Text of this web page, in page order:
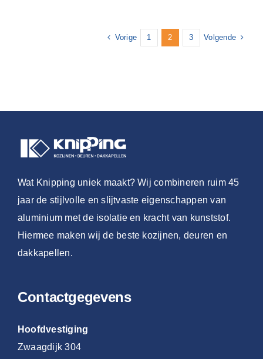
Vorige 1 2 3 Volgende
Wat Knipping uniek maakt? Wij combineren ruim 45
jaar de stijlvolle en slijtvaste eigenschappen van
aluminium met de isolatie en kracht van kunststof.
Hiermee maken wij de beste kozijnen, deuren en
dakkapellen.
Contactgegevens
Hoofdvestiging
Zwaagdijk 304